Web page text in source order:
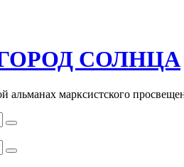
СОЛНЦА
альманах марксистского